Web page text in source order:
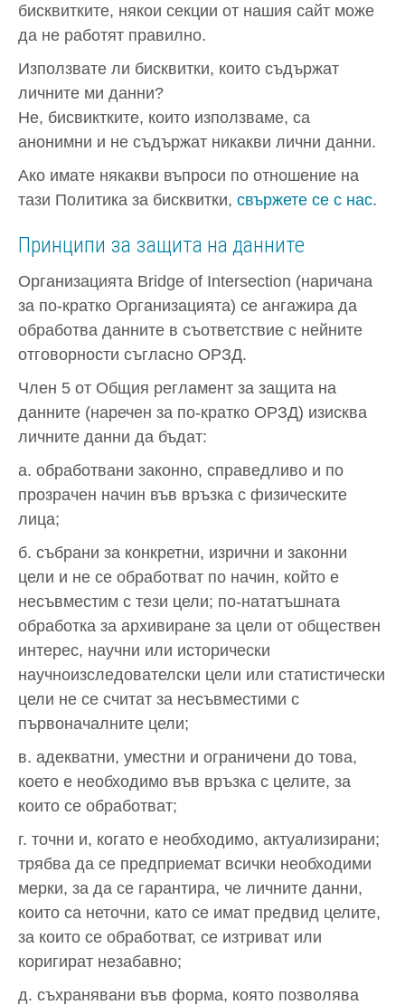
бисквитките, някои секции от нашия сайт може
да не работят правилно.
Използвате ли бисквитки, които съдържат
личните ми данни?
Не, бисвиктките, които използваме, са
анонимни и не съдържат никакви лични данни.
Ако имате някакви въпроси по отношение на
тази Политика за бисквитки, свържете се с нас.
Принципи за защита на данните
Организацията Bridge of Intersection (наричана
за по-кратко Организацията) се ангажира да
обработва данните в съответствие с нейните
отговорности съгласно ОРЗД.
Член 5 от Общия регламент за защита на
данните (наречен за по-кратко ОРЗД) изисква
личните данни да бъдат:
а. обработвани законно, справедливо и по
прозрачен начин във връзка с физическите
лица;
б. събрани за конкретни, изрични и законни
цели и не се обработват по начин, който е
несъвместим с тези цели; по-нататъшната
обработка за архивиране за цели от обществен
интерес, научни или исторически
научноизследователски цели или статистически
цели не се считат за несъвместими с
първоначалните цели;
в. адекватни, уместни и ограничени до това,
което е необходимо във връзка с целите, за
които се обработват;
г. точни и, когато е необходимо, актуализирани;
трябва да се предприемат всички необходими
мерки, за да се гарантира, че личните данни,
които са неточни, като се имат предвид целите,
за които се обработват, се изтриват или
коригират незабавно;
д. съхранявани във форма, която позволява